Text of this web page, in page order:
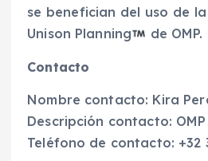
se benefician del uso de
Unison Planning
de OMP.
Contacto
Nombre contacto: Kira
Descripción contacto: OMP
Teléfono de contacto: +32